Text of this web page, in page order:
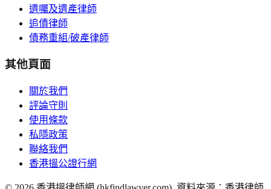
遺囑及遺產律師
追債律師
債務重組/破產律師
其他頁面
關於我們
評論守則
使用條款
私隱政策
聯絡我們
香港搵公證行網